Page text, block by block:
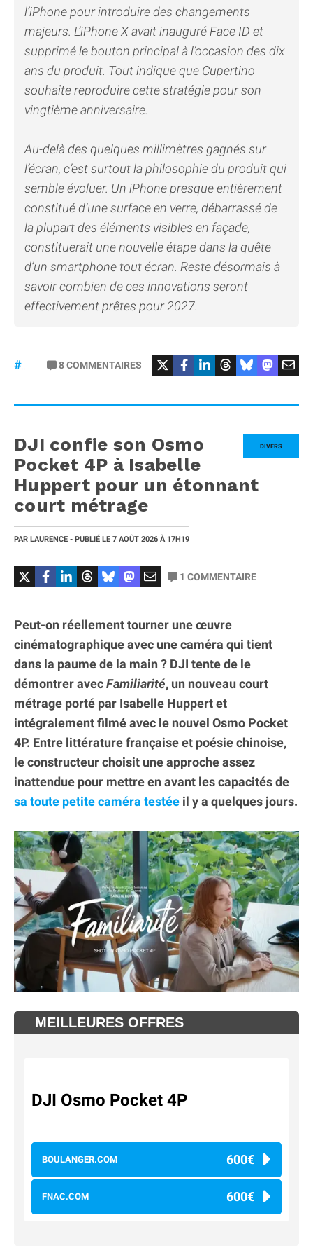
l’iPhone pour introduire des changements
majeurs. L’iPhone X avait inauguré Face ID et
supprimé le bouton principal à l’occasion des dix
ans du produit. Tout indique que Cupertino
souhaite reproduire cette stratégie pour son
vingtième anniversaire.
Au-delà des quelques millimètres gagnés sur
l’écran, c’est surtout la philosophie du produit qui
semble évoluer. Un iPhone presque entièrement
constitué d’une surface en verre, débarrassé de
la plupart des éléments visibles en façade,
constituerait une nouvelle étape dans la quête
d’un smartphone tout écran. Reste désormais à
savoir combien de ces innovations seront
effectivement prêtes pour 2027.
8COMMENTAIRES
DIVERS
DJI confie son Osmo
Pocket 4P à Isabelle
Huppert pour un étonnant
court métrage
PAR LAURENCE - PUBLIÉ LE 7 AOÛT 2026 À 17H19
1 COMMENTAIRE
Peut-on réellement tourner une œuvre
cinématographique avec une caméra qui tient
dans la paume de la main ? DJI tente de le
démontrer avecFamiliarité, un nouveau court
métrage porté par Isabelle Huppert et
intégralement filmé avec le nouvel Osmo Pocket
4P. Entre littérature française et poésie chinoise,
le constructeur choisit une approche assez
inattendue pour mettre en avant les capacités de
sa toute petite caméra testée il y a quelques jours.
MEILLEURES OFFRES
DJI Osmo Pocket 4P
BOULANGER.COM 600€
FNAC.COM 600€